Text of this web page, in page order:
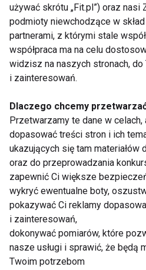
Zapisz się do naszego
Wyrażam zgodę na
handlowej drogą elektroniczną
Prywatności.
ZAPISZ
używać skrótu „Fit.pl”) oraz
podmioty niewchodzące w
partnerami, z którymi stale
współpraca ma na celu
widzisz na naszych stronach,
i zainteresowań.
Dlaczego chcemy
Przetwarzamy te dane w celach,
dopasować treści stron i ich
ukazujących się tam materiałów
oraz do przeprowadzania
zapewnić Ci większe
wykryć ewentualne boty,
pokazywać Ci reklamy
i zainteresowań,
dokonywać pomiarów, które
nasze usługi i sprawić, że będą
Twoim potrzebom